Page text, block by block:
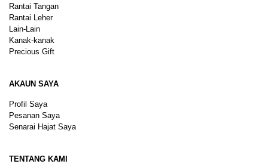
Rantai Tangan
Rantai Leher
Lain-Lain
Kanak-kanak
Precious Gift
AKAUN SAYA
Profil Saya
Pesanan Saya
Senarai Hajat Saya
TENTANG KAMI